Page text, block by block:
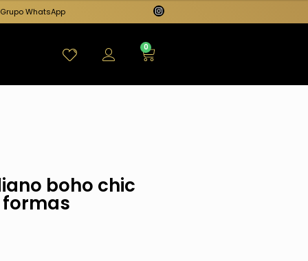
Grupo WhatsApp
0
boho chic